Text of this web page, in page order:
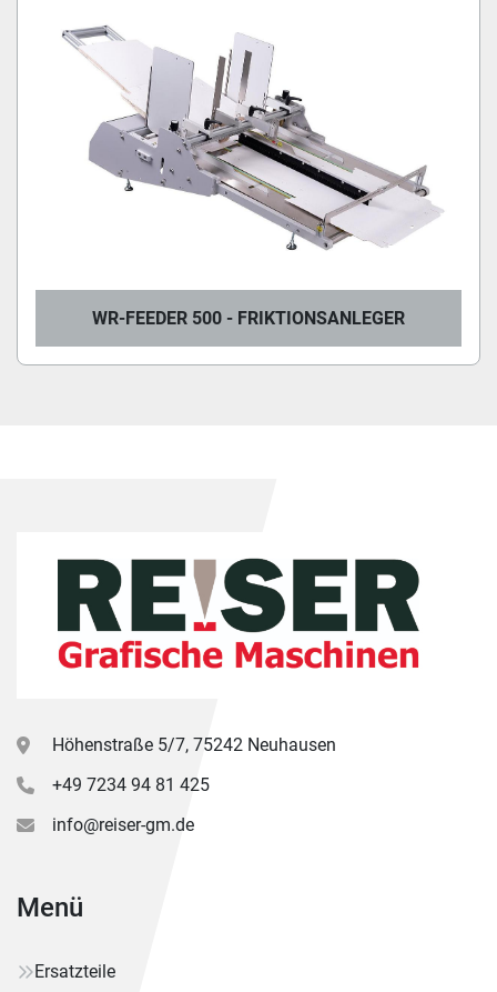
WR-FEEDER 500 - FRIKTIONSANLEGER
Höhenstraße 5/7, 75242 Neuhausen
+49 7234 94 81 425
info@reiser-gm.de
Menü
Ersatzteile